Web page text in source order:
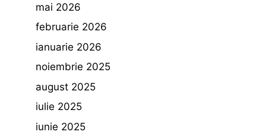
mai 2026
februarie 2026
ianuarie 2026
noiembrie 2025
august 2025
iulie 2025
iunie 2025